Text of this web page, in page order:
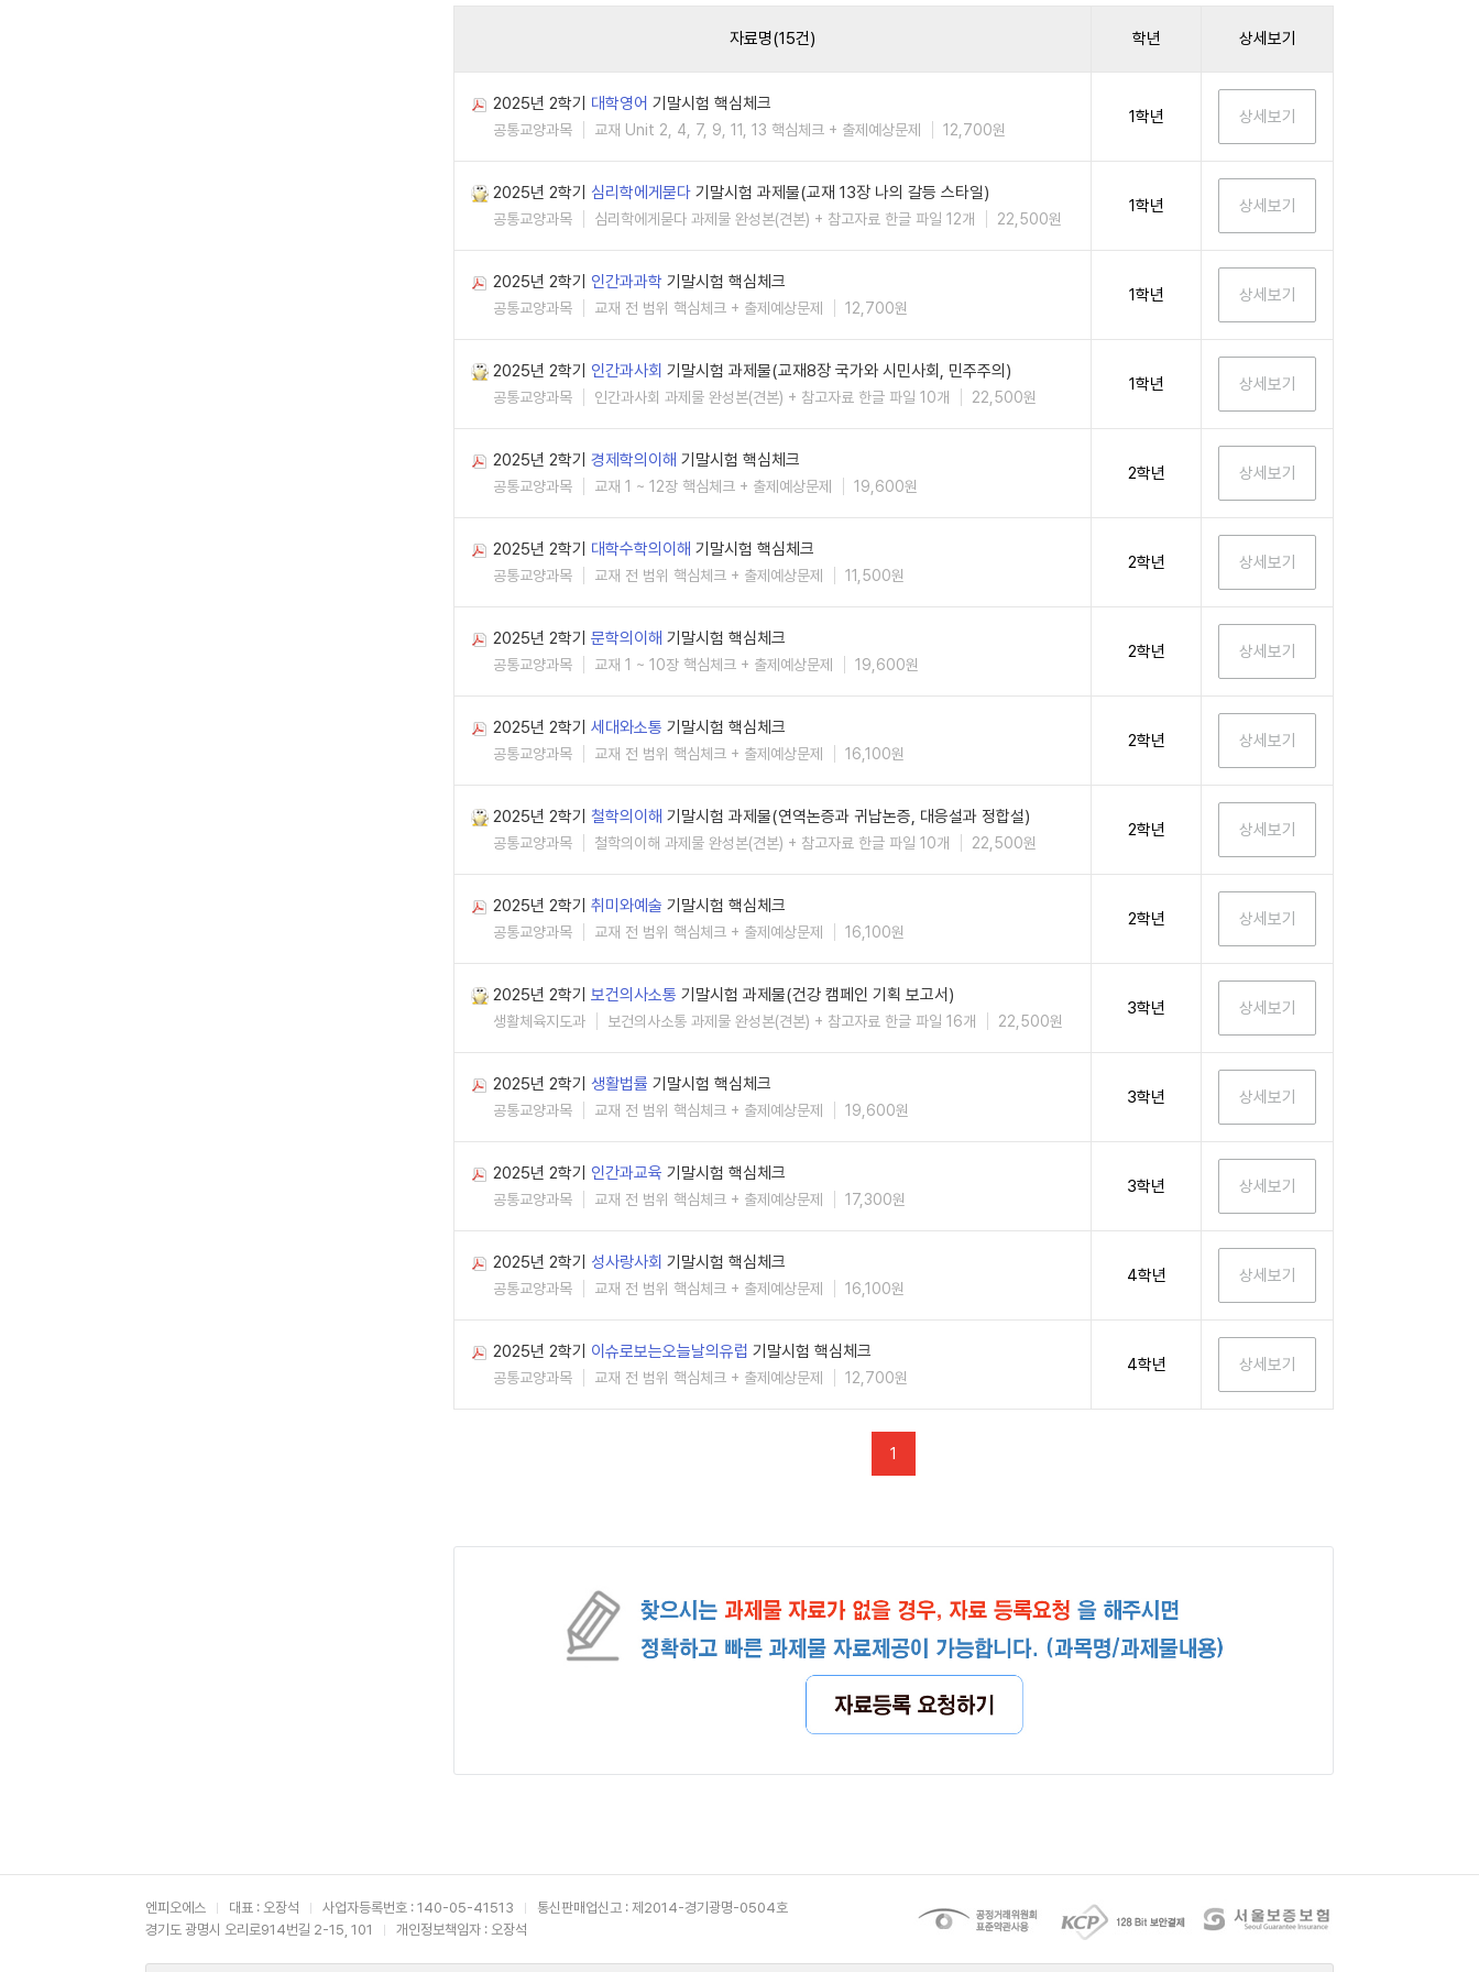
자료명(15건) 학년 상세보기
2025년 2학기 대학영어 기말시험 핵심체크
공통교양과목 교재 Unit 2, 4, 7, 9, 11, 13 핵심체크 + 출제예상문제 12,700원
1학년
2025년 2학기 심리학에게묻다 기말시험 과제물(교재 13장 나의 갈등 스타일)
공통교양과목 심리학에게묻다 과제물 완성본(견본) + 참고자료 한글 파일 12개 22,500원
1학년
2025년 2학기 인간과과학 기말시험 핵심체크
공통교양과목 교재 전 범위 핵심체크 + 출제예상문제 12,700원
1학년
2025년 2학기 인간과사회 기말시험 과제물(교재8장 국가와 시민사회, 민주주의)
공통교양과목 인간과사회 과제물 완성본(견본) + 참고자료 한글 파일 10개 22,500원
1학년
2025년 2학기 경제학의이해 기말시험 핵심체크
공통교양과목 교재 1 ~ 12장 핵심체크 + 출제예상문제 19,600원
2학년
2025년 2학기 대학수학의이해 기말시험 핵심체크
공통교양과목 교재 전 범위 핵심체크 + 출제예상문제 11,500원
2학년
2025년 2학기 문학의이해 기말시험 핵심체크
공통교양과목 교재 1 ~ 10장 핵심체크 + 출제예상문제 19,600원
2학년
2025년 2학기 세대와소통 기말시험 핵심체크
공통교양과목 교재 전 범위 핵심체크 + 출제예상문제 16,100원
2학년
2025년 2학기 철학의이해 기말시험 과제물(연역논증과 귀납논증, 대응설과 정합설)
공통교양과목 철학의이해 과제물 완성본(견본) + 참고자료 한글 파일 10개 22,500원
2학년
2025년 2학기 취미와예술 기말시험 핵심체크
공통교양과목 교재 전 범위 핵심체크 + 출제예상문제 16,100원
2학년
2025년 2학기 보건의사소통 기말시험 과제물(건강 캠페인 기획 보고서)
생활체육지도과 보건의사소통 과제물 완성본(견본) + 참고자료 한글 파일 16개 22,500원
3학년
2025년 2학기 생활법률 기말시험 핵심체크
공통교양과목 교재 전 범위 핵심체크 + 출제예상문제 19,600원
3학년
2025년 2학기 인간과교육 기말시험 핵심체크
공통교양과목 교재 전 범위 핵심체크 + 출제예상문제 17,300원
3학년
2025년 2학기 성사랑사회 기말시험 핵심체크
공통교양과목 교재 전 범위 핵심체크 + 출제예상문제 16,100원
4학년
2025년 2학기 이슈로보는오늘날의유럽 기말시험 핵심체크
공통교양과목 교재 전 범위 핵심체크 + 출제예상문제 12,700원
4학년
엔피오에스 대표 : 오장석 사업자등록번호 : 140-05-41513
통신판매업신고 : 제2014-경기광명-0504호
경기도 광명시 오리로914번길 2-15, 101
개인정보책임자 : 오장석